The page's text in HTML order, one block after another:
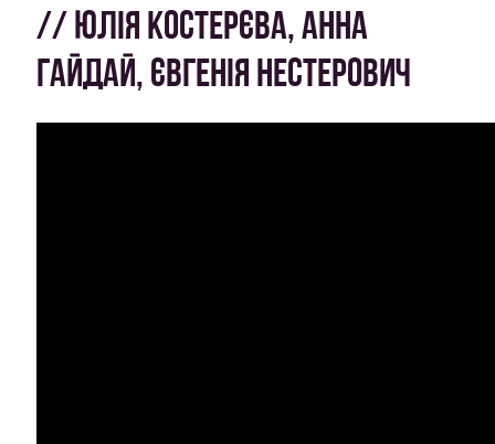
// ЮЛІЯ КОСТЕРЄВА, АННА
ГАЙДАЙ, ЄВГЕНІЯ НЕСТЕРОВИЧ